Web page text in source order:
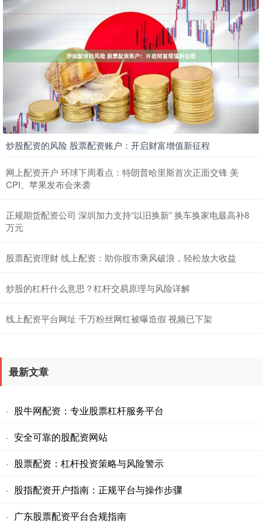
炒股配资的风险 股票配资账户：开启财富增值新征程
网上配资开户 环球下周看点：特朗普哈里斯首次正面交锋 美
CPI、苹果发布会来袭
正规期货配资公司 深圳加力支持“以旧换新” 换车换家电最高补8
万元
股票配资理财 线上配资：助你股市乘风破浪，轻松放大收益
炒股的杠杆什么意思？杠杆交易原理与风险详解
线上配资平台网址 千万粉丝网红被曝造假 视频已下架
最新文章
· 股牛网配资：专业股票杠杆服务平台
· 安全可靠的股配资网站
· 股票配资：杠杆投资策略与风险警示
· 股指配资开户指南：正规平台与操作步骤
· 广东股票配资平台合规指南